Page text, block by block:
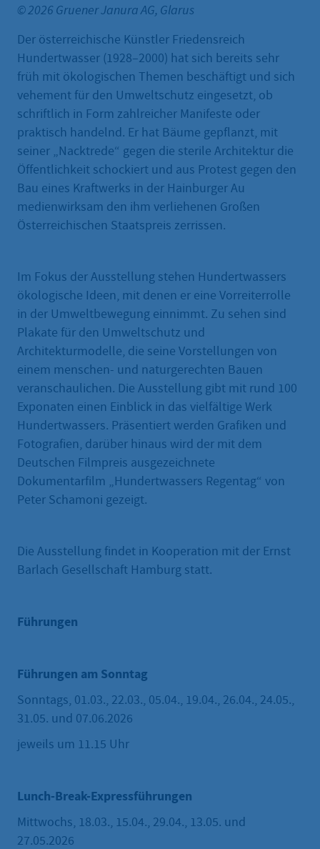
© 2026 Gruener Janura AG, Glarus
Der österreichische Künstler Friedensreich
Hundertwasser (1928–2000) hat sich bereits sehr
früh mit ökologischen Themen beschäftigt und sich
vehement für den Umweltschutz eingesetzt, ob
schriftlich in Form zahlreicher Manifeste oder
praktisch handelnd. Er hat Bäume gepflanzt, mit
seiner „Nacktrede“ gegen die sterile Architektur die
Öffentlichkeit schockiert und aus Protest gegen den
Bau eines Kraftwerks in der Hainburger Au
medienwirksam den ihm verliehenen Großen
Österreichischen Staatspreis zerrissen.
Im Fokus der Ausstellung stehen Hundertwassers
ökologische Ideen, mit denen er eine Vorreiterrolle
in der Umweltbewegung einnimmt. Zu sehen sind
Plakate für den Umweltschutz und
Architekturmodelle, die seine Vorstellungen von
einem menschen- und naturgerechten Bauen
veranschaulichen. Die Ausstellung gibt mit rund 100
Exponaten einen Einblick in das vielfältige Werk
Hundertwassers. Präsentiert werden Grafiken und
Fotografien, darüber hinaus wird der mit dem
Deutschen Filmpreis ausgezeichnete
Dokumentarfilm „Hundertwassers Regentag“ von
Peter Schamoni gezeigt.
Die Ausstellung findet in Kooperation mit der Ernst
Barlach Gesellschaft Hamburg statt.
Führungen
Führungen am Sonntag
Sonntags, 01.03., 22.03., 05.04., 19.04., 26.04., 24.05.,
31.05. und 07.06.2026
jeweils um 11.15 Uhr
Lunch-Break-Expressführungen
Mittwochs, 18.03., 15.04., 29.04., 13.05. und
27.05.2026